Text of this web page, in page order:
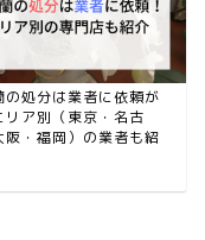
の処分は業者に依頼が
リア別（東京・名古
阪・福岡）の業者も紹